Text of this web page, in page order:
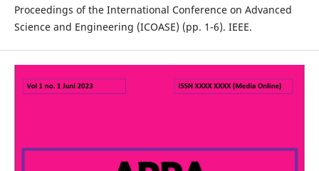
Proceedings of the International Conference on Advanced
Science and Engineering (ICOASE) (pp. 1-6). IEEE.